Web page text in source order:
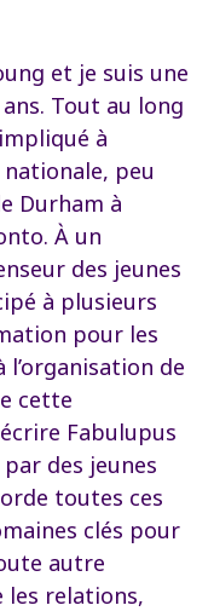
et je suis une
Tout au long
à
nationale, peu
Durham à
À un
des jeunes
à plusieurs
pour les
de
cette
Fabulupus
des jeunes
toutes ces
clés pour
autre
les relations,